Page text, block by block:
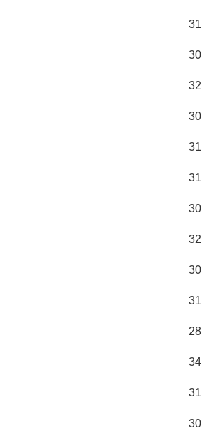
31
30
32
30
31
31
30
32
30
31
28
34
31
30